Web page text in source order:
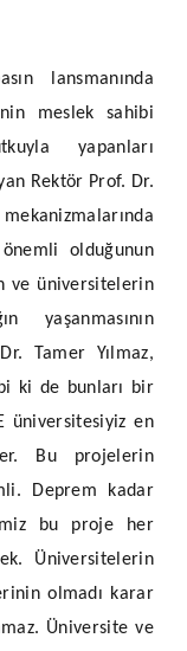
lansmanında
meslek sahibi
yapanları
Rektör Prof. Dr.
olduğunun
ve üniversitelerin
yaşanmasının
Tamer Yılmaz,
ki de bunları bir
üniversitesiyiz en
Bu projelerin
Deprem kadar
bu proje her
Üniversitelerin
olmadı karar
Üniversite ve